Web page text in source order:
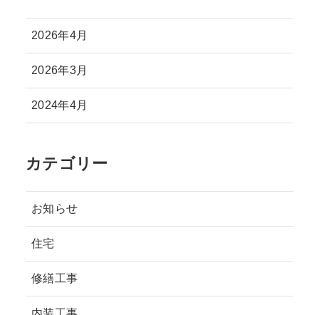
2026年4月
2026年3月
2024年4月
カテゴリー
お知らせ
住宅
修繕工事